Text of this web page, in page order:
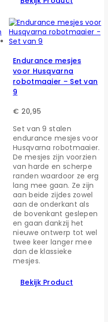
Endurance mesjes
voor Husqvarna
robotmaaier – Set van
9
€ 20,95
Set van 9 stalen
endurance mesjes voor
Husqvarna robotmaaier.
De mesjes zijn voorzien
van harde en scherpe
randen waardoor ze erg
lang mee gaan. Ze zijn
aan beide zijdes zowel
aan de onderkant als
de bovenkant geslepen
en gaan dankzij het
nieuwe ontwerp tot wel
twee keer langer mee
dan de klassieke
mesjes.
Bekijk Product